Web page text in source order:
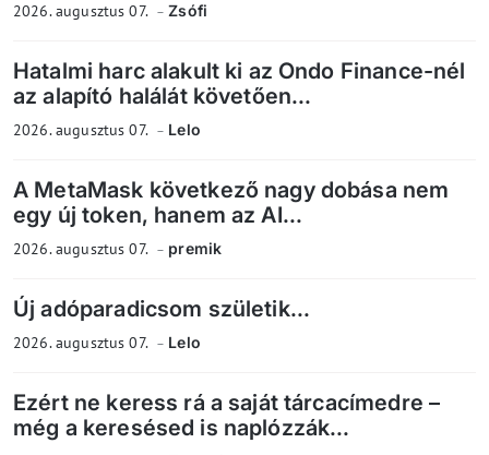
2026. augusztus 07. Zsófi
Hatalmi harc alakult ki az Ondo Finance-nél
az alapító halálát követően...
2026. augusztus 07. Lelo
A MetaMask következő nagy dobása nem
egy új token, hanem az AI...
2026. augusztus 07. premik
Új adóparadicsom születik...
2026. augusztus 07. Lelo
Ezért ne keress rá a saját tárcacímedre –
még a keresésed is naplózzák...